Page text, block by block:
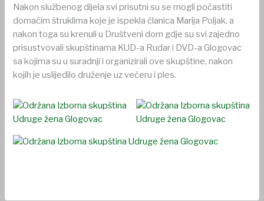
Nakon službenog dijela svi prisutni su se mogli počastiti
domaćim štruklima koje je ispekla članica Marija Poljak, a
nakon toga su krenuli u Društveni dom gdje su svi zajedno
prisustvovali skupštinama KUD-a Rudar i DVD-a Glogovac
sa kojima su u suradnji i organizirali ove skupštine, nakon
kojih je uslijedilo druženje uz večeru i ples.